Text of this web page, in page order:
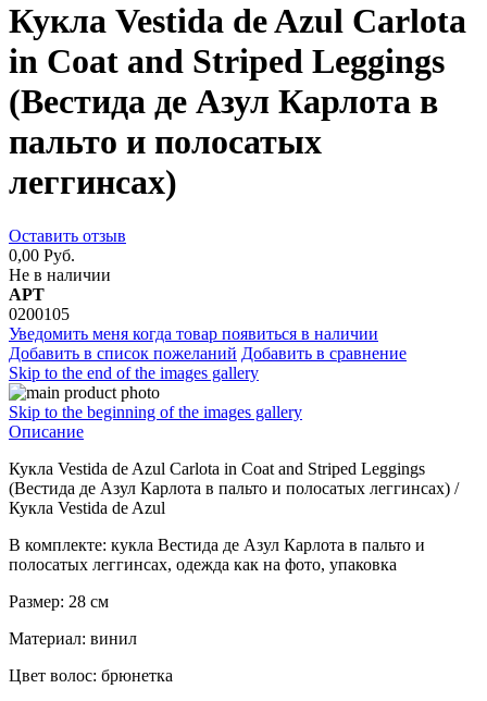
Кукла Vestida de Azul Carlota
in Coat and Striped Leggings
(Вестида де Азул Карлота в
пальто и полосатых
леггинсах)
Оставить отзыв
0,00 Руб.
Не в наличии
АРТ
0200105
Уведомить меня когда товар появиться в наличии
Добавить в список пожеланий Добавить в сравнение
Skip to the end of the images gallery
Skip to the beginning of the images gallery
Описание
Кукла Vestida de Azul Carlota in Coat and Striped Leggings
(Вестида де Азул Карлота в пальто и полосатых леггинсах) /
Кукла Vestida de Azul
В комплекте: кукла Вестида де Азул Карлота в пальто и
полосатых леггинсах, одежда как на фото, упаковка
Размер: 28 см
Материал: винил
Цвет волос: брюнетка